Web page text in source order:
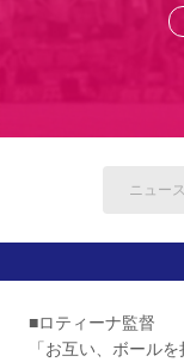
YANMAR
アウェイツアー
よくある質問
スポーツクラブ
スポーツクラブ
セレッソ
セレッソ大阪アカデミ
大人のサッカースクー
グッ
ニュース
■ロティーナ監督
「お互い、ボール